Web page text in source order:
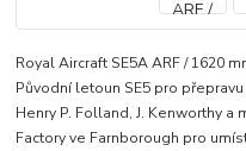
Royal Aircraft SE5A ARF / 1620
Původní letoun SE5 pro
Henry P. Folland, J. Kenworthy
Factory ve Farnborough pro